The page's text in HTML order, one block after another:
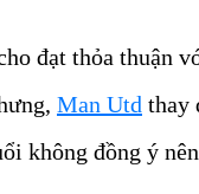
đạt thỏa thuận
Man Utd thay
không đồng ý